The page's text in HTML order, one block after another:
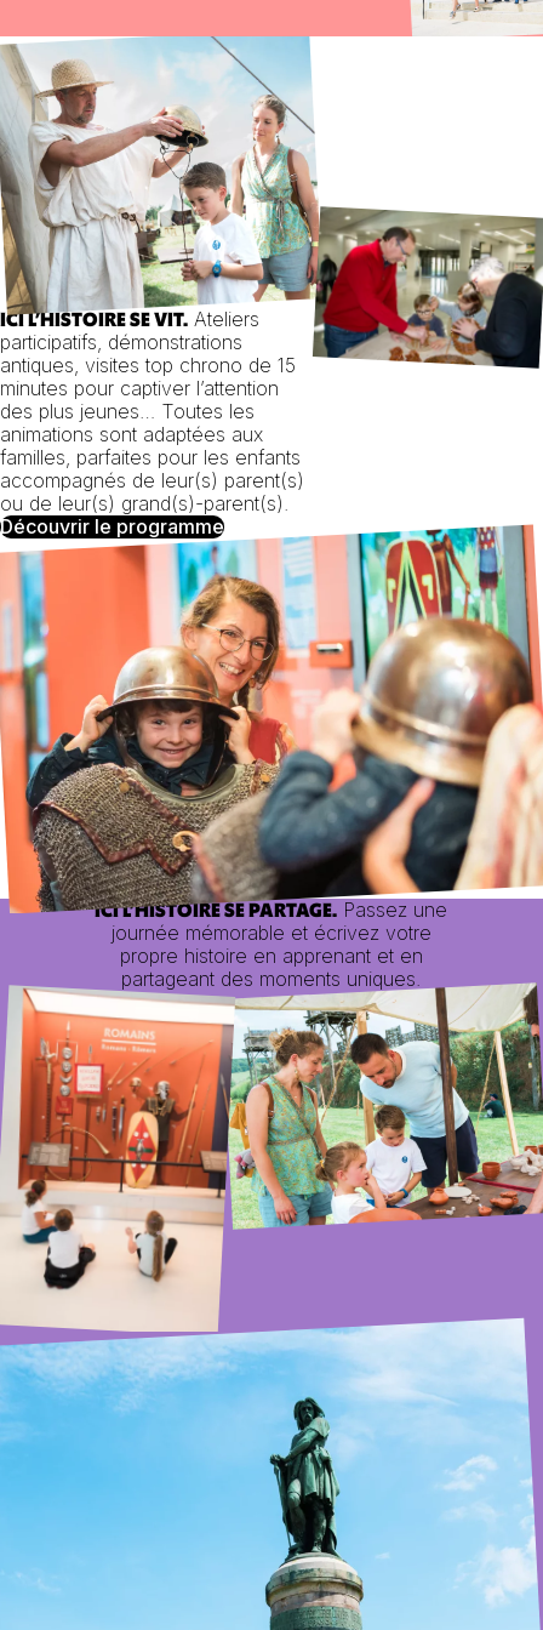
ICI L’HISTOIRE SE VIT. Ateliers
participatifs, démonstrations
antiques, visites top chrono de 15
minutes pour captiver l’attention
des plus jeunes… Toutes les
animations sont adaptées aux
familles, parfaites pour les enfants
accompagnés de leur(s) parent(s)
ou de leur(s) grand(s)-parent(s).
Découvrir le programme
ICI L’HISTOIRE SE PARTAGE. Passez une
journée mémorable et écrivez votre
propre histoire en apprenant et en
partageant des moments uniques.